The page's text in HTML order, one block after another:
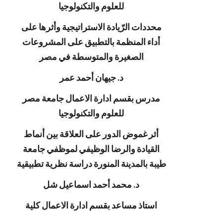
للعلوم والتكنولوجيا
محددات الرّيادة الاستراتيجية وأثرها على
أداء المنظمة بالتطبيق على المشروعات
الصغيرة والمتوسطة في مصر
د. جيهان أحمد عمر
مدرس بقسم ادارة الاعمال جامعة مصر
للعلوم والتكنولوجيا
أثر غموض الدور على العلاقة بين أنماط
القيادة والرضا الوظيفي لموظفي جامعة
طيبة بالمدينة المنورة دراسة نظرية تطبيقية
د. محمد أحمد اسماعيل شل
استاذ مساعد بقسم ادارة الاعمال كلية